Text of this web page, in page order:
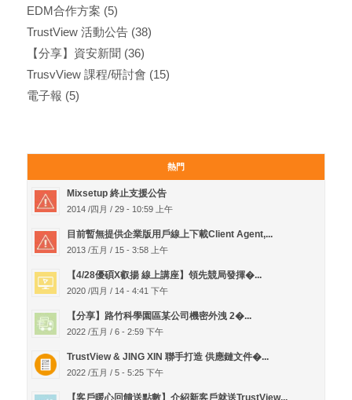
EDM合作方案 (5)
TrustView 活動公告(38)
【分享】資安新聞 (36)
TrusvView 課程/研討會 (15)
電子報 (5)
熱門
Mixsetup 終止支援公告
2014 /四月 / 29 - 10:59 上午
目前暫無提供企業版用戶線上下載Client Agent,...
2013 /五月 / 15 - 3:58 上午
【4/28優碩X叡揚 線上講座】領先競局發揮�...
2020 /四月 / 14 - 4:41 下午
【分享】路竹科學園區某公司機密外洩 2�...
2022 /五月 / 6 - 2:59 下午
TrustView & JING XIN 聯手打造 供應鏈文件�...
2022 /五月 / 5 - 5:25 下午
【客戶暖心回饋送點數】介紹新客戶就送TrustView...